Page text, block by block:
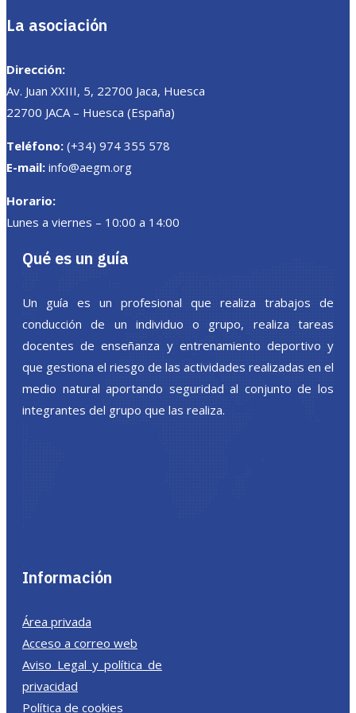
La asociación
Dirección:
Av. Juan XXIII, 5, 22700 Jaca, Huesca
22700 JACA – Huesca (España)
Teléfono: (+34) 974 355 578
E-mail: info@aegm.org
Horario:
Lunes a viernes – 10:00 a 14:00
Qué es un guía
Un guía es un profesional que realiza trabajos de
conducción de un individuo o grupo, realiza tareas
docentes de enseñanza y entrenamiento deportivo y
que gestiona el riesgo de las actividades realizadas en el
medio natural aportando seguridad al conjunto de los
integrantes del grupo que las realiza.
Información
Área privada
Acceso a correo web
Aviso Legal y política de
privacidad
Política de cookies